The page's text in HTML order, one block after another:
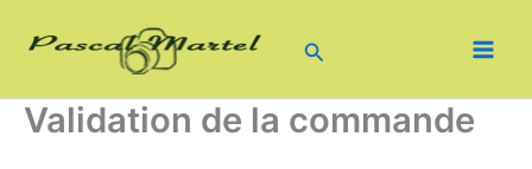
Rechercher
Validation de la commande